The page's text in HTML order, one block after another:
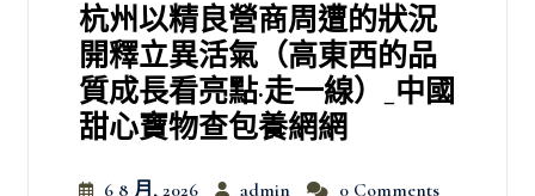
杭州以精良營商周遭的狀況
開釋立異活氣（高東西的品
質成長看亮點·走一線）_中國
甜心寶物查包養網網
6 8 月, 2026 admin
0 Comments